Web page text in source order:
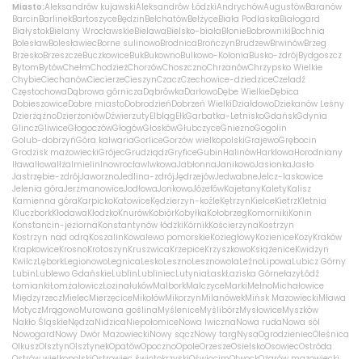
Miasto:Aleksandrów kujawskiAleksandrów ŁódzkiAndrychówAugustówBaranów
BarcinBarlinekBartoszyceBędzinBełchatówBełżyceBiała PodlaskaBiałogard
BiałystokBielany WrocławskieBielawaBielsko-białaBłonieBobrownikiBochnia
BolesławBolesławiecBorne sulinowoBrodnicaBrończynBrudzewBrwinówBrzeg
BrzeskoBrzeszczeBuczkowiceBukBukownoBulkowo-KoloniaBusko-zdrójBydgoszcz
BytomBytówChełmChodzieżChorzówChoszcznoChrzanówChrzypsko Wielkie
ChybieCiechanówCiecierzeCieszynCzaczCzechowice-dziedziceCzeladź
CzęstochowaDąbrowa górniczaDąbrówkaDarłowoDębe WielkieDębica
DobieszowiceDobre miastoDobrodzieńDobrzeń WielkiDziałdowoDziekanów Leśny
DzierżążnoDzierżoniówDźwierzutyElblągEłkGarbatka-LetniskoGdańskGdynia
GlinczGliwiceGłogoczówGłogówGłoskówGłubczyceGnieznoGogolin
Golub-dobrzyńGóra kalwariaGorliceGorzów wielkopolskiGrajewoGrębocin
Grodzisk mazowieckiGrójecGrudziądzGryficeGubinHalinówHarklowaHorodniany
IławaIłowaIłżaImielinInowrocławIwkowaJabłonnaJanikowoJasionkaJasło
Jastrzębie-zdrójJaworznoJedlina-zdrójJędrzejówJedwabneJelcz-laskowice
Jelenia góraJerzmanowiceJodłowaJonkowoJózefówKajetanyKaletyKalisz
Kamienna góraKarpickoKatowiceKędzierzyn-koźleKętrzynKielceKietrzKletnia
KluczborkKłodawaKłodzkoKnurówKobiórKobyłkaKołobrzegKomornikiKonin
Konstancin-jeziornaKonstantynów łódzkiKórnikKościerzynaKostrzyn
Kostrzyn nad odrąKoszalinKowalewo pomorskieKoziegłowyKozieniceKozyKraków
KrapkowiceKrosnoKrotoszynKruszwicaKrzepiceKrzyszkowoKsiążeniceKwidzyn
KwilczLęborkLegionowoLegnicaLeskoLesznoLesznowolaLeźnoLipowaLubicz Górny
LubinLublewo GdańskieLublinLubliniecLutyniaŁaskŁaziska GórnełazyŁódź
ŁomiankiŁomżałowiczŁozinałukówMalborkMalczyceMarkiMełnoMichałowice
MiędzyrzeczMielecMierzęciceMikołówMikorzynMilanówekMińsk MazowieckiMława
MotyczMrągowoMurowana goślinaMyśleniceMyślibórzMysłowiceMyszków
Nakło ŚląskieNędzaNidzicaNiepołomiceNowa IwicznaNowa rudaNowa sól
NowogardNowy Dwór MazowieckiNowy sączNowy targNysaOgrodzieniecOleśnica
OlkuszOlsztynOlsztynekOpatówOpocznoOpoleOrzeszeOsielskoOsowiecOstróda